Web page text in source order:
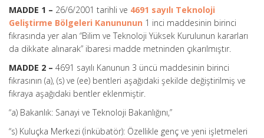
MADDE 1 – 26/6/2001 tarihli ve 4691 sayılı Teknoloji
Geliştirme Bölgeleri Kanununun 1 inci maddesinin birinci
fıkrasında yer alan “Bilim ve Teknoloji Yüksek Kurulunun kararları
da dikkate alınarak” ibaresi madde metninden çıkarılmıştır.
MADDE 2 – 4691 sayılı Kanunun 3 üncü maddesinin birinci
fıkrasının (a), (s) ve (ee) bentleri aşağıdaki şekilde değiştirilmiş ve
fıkraya aşağıdaki bentler eklenmiştir.
“a) Bakanlık: Sanayi ve Teknoloji Bakanlığını,”
“s) Kuluçka Merkezi (İnkübatör): Özellikle genç ve yeni işletmeleri